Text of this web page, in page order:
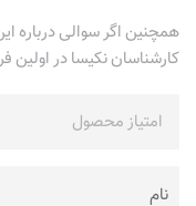
همچنین اگر سوالی درباره
کارشناسان نکیسا در
امتیاز محصول